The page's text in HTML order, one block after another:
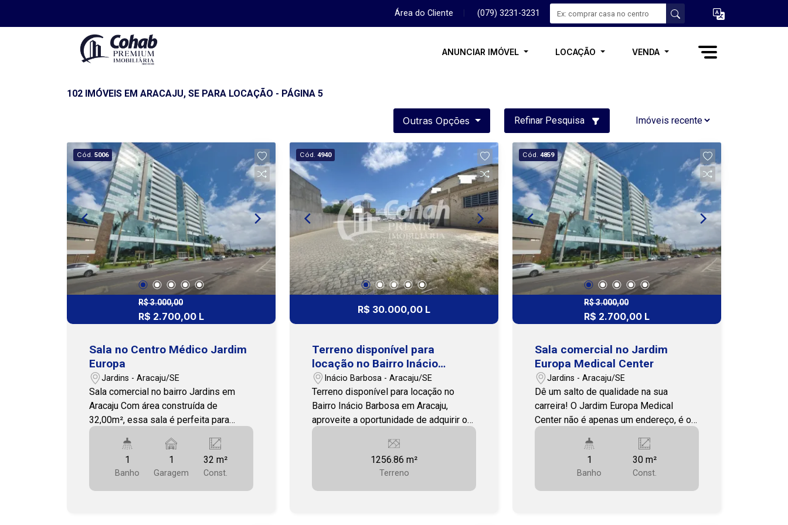
Área do Cliente (079) 3231-3231
ANUNCIAR IMÓVEL LOCAÇÃO VENDA
102 IMÓVEIS EM ARACAJU, SE PARA LOCAÇÃO - PÁGINA 5
Outras Opções Refinar Pesquisa
Cód. 5006
R$ 3.000,00
R$ 2.700,00 L
Sala no Centro Médico Jardim
Europa
Jardins - Aracaju/SE
Sala comercial no bairro Jardins em
Aracaju Com área construída de
32,00m², essa sala é perfeita para
quem busca um espaço confortável e
funcional para o seu negócio. Jardim
Europa Medical Center, localizado no
Bairro Jardins, atrás do Hospital
Primavera e próximo ao shopping da
1
Banho
1
Garagem
32 m²
Const.
Cód. 4940
R$ 30.000,00 L
Terreno disponível para
locação no Bairro Inácio
Barbosa em Aracaju
Inácio Barbosa - Aracaju/SE
Terreno disponível para locação no
Bairro Inácio Barbosa em Aracaju,
aproveite a oportunidade de adquirir ou
alugar este terreno de 1.256m²,
localizado no coração do bairro Inácio
Barbosa, uma das áreas mais bem
posicionadas e dinâmicas de Aracaju.
Com uma localização estratégica, o
1256.86 m²
Terreno
Cód. 4859
R$ 3.000,00
R$ 2.700,00 L
Sala comercial no Jardim
Europa Medical Center
Jardins - Aracaju/SE
Dê um salto de qualidade na sua
carreira! O Jardim Europa Medical
Center não é apenas um endereço, é o
centro médico estratégico de Aracaju,
feito para o sucesso do seu negócio.
Confira os diferenciais que garantem a
melhor localização: Detalhes do Imóvel
Esta sala possui 30m² e está na
1
Banho
30 m²
Const.